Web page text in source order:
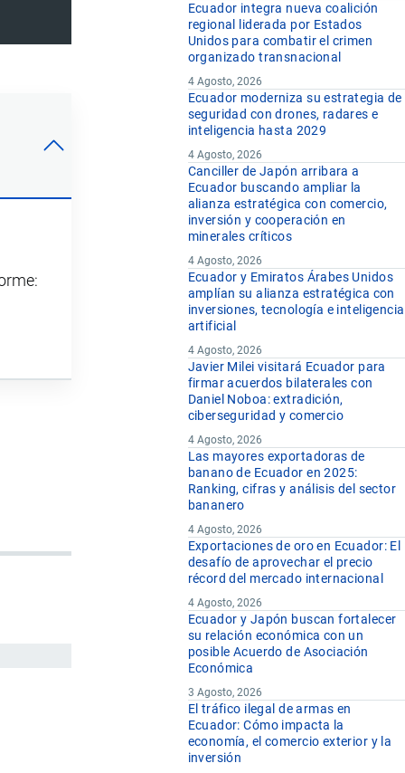
Ecuador integra nueva coalición
regional liderada por Estados
Unidos para combatir el crimen
organizado transnacional
4 Agosto, 2026
Ecuador moderniza su estrategia de
seguridad con drones, radares e
inteligencia hasta 2029
4 Agosto, 2026
Canciller de Japón arribara a
Ecuador buscando ampliar la
alianza estratégica con comercio,
inversión y cooperación en
minerales críticos
4 Agosto, 2026
Ecuador y Emiratos Árabes Unidos
amplían su alianza estratégica con
inversiones, tecnología e inteligencia
artificial
4 Agosto, 2026
Javier Milei visitará Ecuador para
firmar acuerdos bilaterales con
Daniel Noboa: extradición,
ciberseguridad y comercio
4 Agosto, 2026
Las mayores exportadoras de
banano de Ecuador en 2025:
Ranking, cifras y análisis del sector
bananero
4 Agosto, 2026
Exportaciones de oro en Ecuador: El
desafío de aprovechar el precio
récord del mercado internacional
4 Agosto, 2026
Ecuador y Japón buscan fortalecer
su relación económica con un
posible Acuerdo de Asociación
Económica
3 Agosto, 2026
El tráfico ilegal de armas en
Ecuador: Cómo impacta la
economía, el comercio exterior y la
inversión